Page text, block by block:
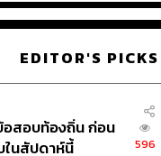
EDITOR'S PICKS
อสอบท้องถิ่น ก่อน
นสัปดาห์นี้
596